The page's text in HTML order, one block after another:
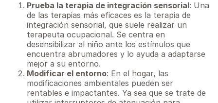
Prueba la terapia de integración sensorial: Una
de las terapias más eficaces es la terapia de
integración sensorial, que suele realizar un
terapeuta ocupacional. Se centra en
desensibilizar al niño ante los estímulos que
encuentra abrumadores y lo ayuda a adaptarse
mejor a su entorno.
Modificar el entorno: En el hogar, las
modificaciones ambientales pueden ser
rentables e impactantes. Ya sea que se trate de